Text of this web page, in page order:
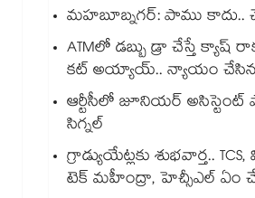
మహబూబ్నగర్: పాము కాదు..
ATMలో డబ్బు డ్రా చేస్తే క్యాష్
కట్ అయ్యాయ్.. న్యాయం చేసిన
ఆర్టీసీలో జూనియర్ అసిస్టెంట్‌‌
సిగ్నల్
గ్రాడ్యుయేట్లకు శుభవార్త..
టెక్ మహీంద్రా, హెచ్సీఎల్ ఏం